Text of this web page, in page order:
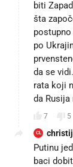
biti
šta
po
da se
rata koji
da Rusija
7 5
CL
Putinu
baci